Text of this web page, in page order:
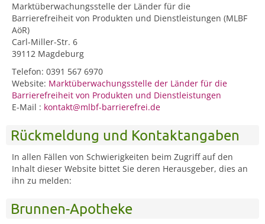
Marktüberwachungsstelle der Länder für die
Barrierefreiheit von Produkten und Dienstleistungen (MLBF
AöR)
Carl-Miller-Str. 6
39112 Magdeburg
Telefon: 0391 567 6970
Website: Marktüberwachungsstelle der Länder für die
Barrierefreiheit von Produkten und Dienstleistungen
E-Mail : kontakt@mlbf-barrierefrei.de
Rückmeldung und Kontaktangaben
In allen Fällen von Schwierigkeiten beim Zugriff auf den
Inhalt dieser Website bittet Sie deren Herausgeber, dies an
ihn zu melden:
Brunnen-Apotheke